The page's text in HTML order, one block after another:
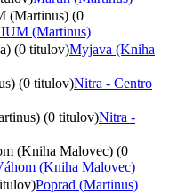
(Martinus) (0
(Martinus)
(0 titulov)Myjava (Kniha
(0 titulov)Nitra - Centro
(0 titulov)Nitra -
(Kniha Malovec) (0
(Kniha Malovec)
Poprad (Martinus)